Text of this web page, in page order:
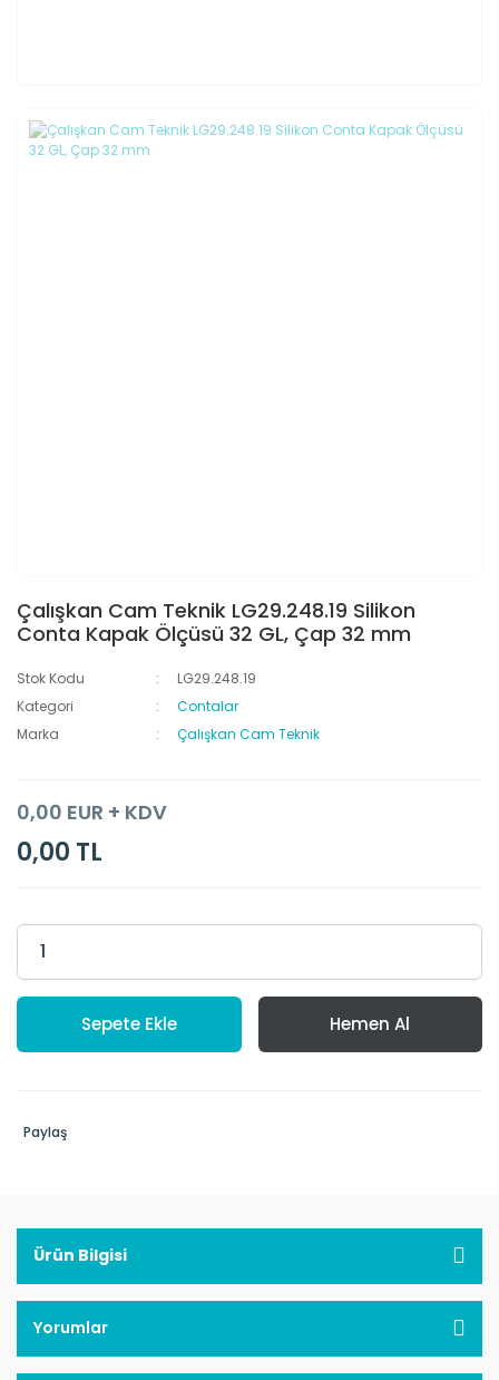
Çalışkan Cam Teknik LG29.248.19 Silikon
Conta Kapak Ölçüsü 32 GL, Çap 32 mm
Stok Kodu
LG29.248.19
Kategori
Contalar
Marka
Çalışkan Cam Teknik
0,00 EUR + KDV
0,00 TL
Sepete Ekle Hemen Al
Paylaş
Ürün Bilgisi
Yorumlar